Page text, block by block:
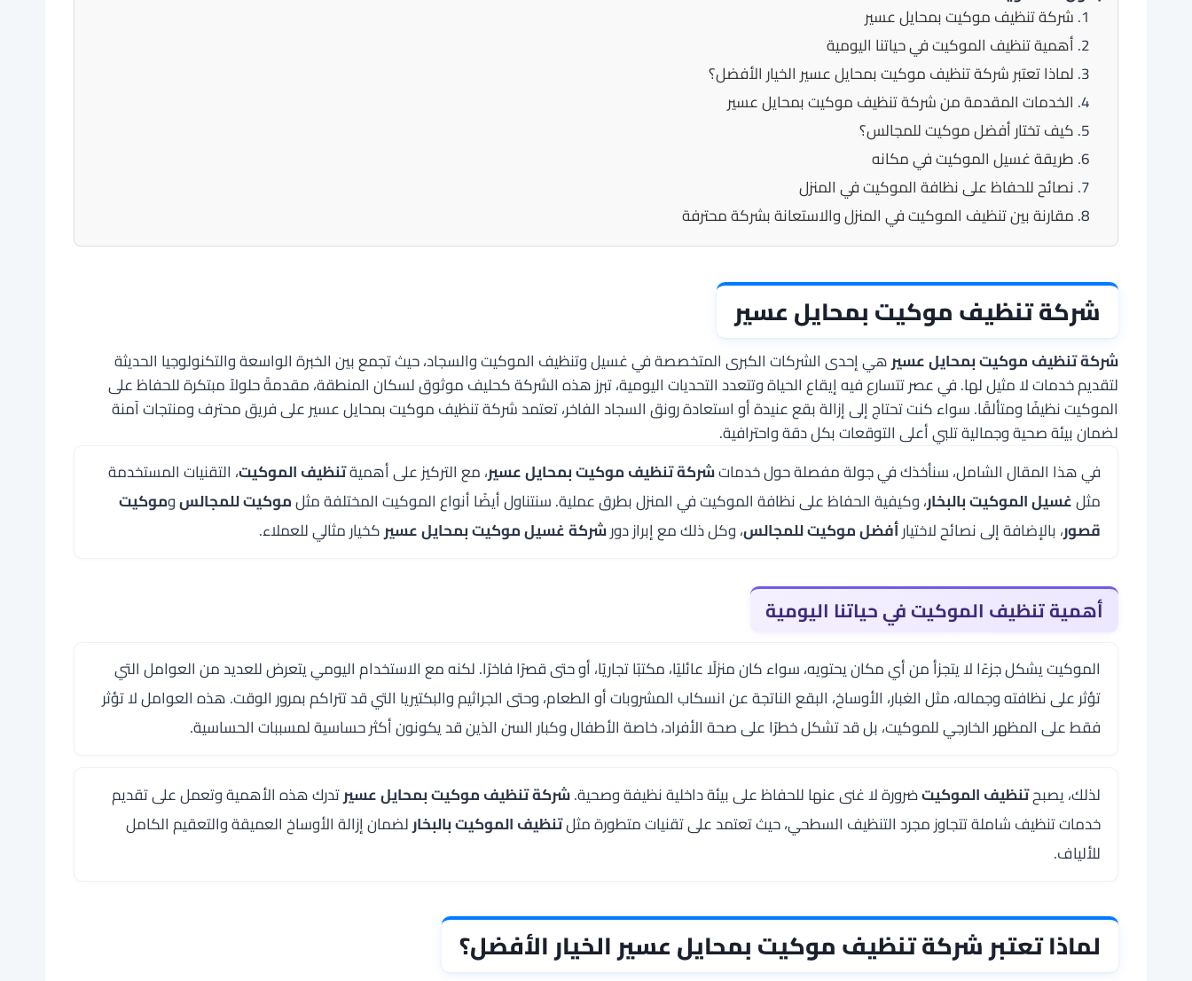
شركة تنظيف موكيت بمحايل عسير
أهمية تنظيف الموكيت في حياتنا اليومية
لماذا تعتبر شركة تنظيف موكيت بمحايل عسير الخيار الأفضل؟
الخدمات المقدمة من شركة تنظيف موكيت بمحايل عسير
كيف تختار أفضل موكيت للمجالس؟
طريقة غسيل الموكيت في مكانه
نصائح للحفاظ على نظافة الموكيت في المنزل
مقارنة بين تنظيف الموكيت في المنزل والاستعانة بشركة محترفة
شركة تنظيف موكيت بمحايل عسير
شركة تنظيف موكيت بمحايل عسيرهي إحدى الشركات الكبرى المتخصصة في غسيل وتنظيف الموكيت والسجاد، حيث تجمع بين الخبرة الواسعة والتكنولوجيا الحديثة
لتقديم خدمات لا مثيل لها. في عصر تتسارع فيهإيقاعالحياة وتتعدد التحديات اليومية، تبرز هذه الشركة كحليف موثوق لسكان المنطقة، مقدمةً حلولاً مبتكرة للحفاظ على
الموكيت نظيفًا ومتألقًا. سواء كنت تحتاج إلى إزالة بقع عنيدة أو استعادة رونق السجاد الفاخر، تعتمد شركة تنظيف موكيت بمحايل عسير على فريق محترف ومنتجات آمنة
لضمان بيئة صحية وجمالية تلبي أعلى التوقعات بكل دقة واحترافية.
في هذا المقال الشامل، سنأخذك في جولة مفصلة حول خدماتشركة تنظيف موكيت بمحايل عسير، مع التركيز على أهميةتنظيف الموكيت، التقنيات المستخدمة
مثلغسيل الموكيت بالبخار، وكيفية الحفاظ على نظافة الموكيت في المنزل بطرق عملية. سنتناول أيضًا أنواع الموكيت المختلفة مثلموكيت للمجالسوموكيت
قصور، بالإضافة إلى نصائح لاختيارأفضل موكيت للمجالس، وكل ذلك مع إبراز دورشركة غسيل موكيت بمحايل عسيركخيار مثالي للعملاء.
أهمية تنظيف الموكيت في حياتنا اليومية
الموكيت يشكل جزءًا لا يتجزأ من أي مكان يحتويه، سواء كان منزلًا عائليًا، مكتبًا تجاريًا، أو حتى قصرًا فاخرًا. لكنه مع الاستخدام اليومي يتعرض للعديد من العوامل التي
تؤثر على نظافته وجماله، مثل الغبار، الأوساخ، البقع الناتجة عن انسكاب المشروبات أو الطعام، وحتى الجراثيم والبكتيريا التي قد تتراكم بمرور الوقت. هذه العوامل لا تؤثر
فقط على المظهر الخارجي للموكيت، بل قد تشكل خطرًا على صحة الأفراد، خاصة الأطفال وكبار السن الذين قد يكونون أكثر حساسية لمسببات الحساسية.
لذلك، يصبحتنظيف الموكيتضرورة لا غنى عنها للحفاظ على بيئة داخلية نظيفة وصحية.شركة تنظيف موكيت بمحايل عسيرتدرك هذه الأهمية وتعمل على تقديم
خدمات تنظيف شاملة تتجاوز مجرد التنظيف السطحي، حيث تعتمد على تقنيات متطورة مثلتنظيف الموكيت بالبخارلضمان إزالة الأوساخ العميقة والتعقيم الكامل
للألياف.
لماذا تعتبر شركة تنظيف موكيت بمحايل عسير الخيار الأفضل؟